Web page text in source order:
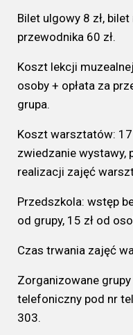
Bilet ulgowy 8 zł,
przewodnika 60 zł.
Koszt lekcji
osoby + opłata za
grupa.
Koszt warsztatów:
zwiedzanie wystawy,
realizacji zajęć
Przedszkola: wstęp
od grupy, 15 zł od
Czas trwania zajęć
Zorganizowane
telefoniczny pod nr
303.